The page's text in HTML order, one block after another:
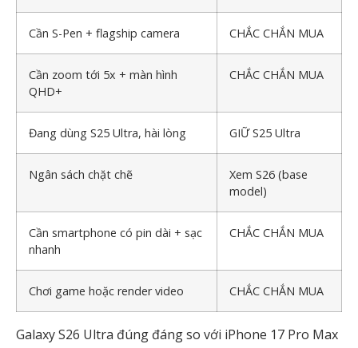
Cần S-Pen + flagship camera CHẮC CHẮN MUA
Cần zoom tới 5x + màn hình
QHD+
CHẮC CHẮN MUA
Đang dùng S25 Ultra, hài lòng GIỮ S25 Ultra
Ngân sách chặt chẽ
Xem S26 (base
model)
Cần smartphone có pin dài + sạc
nhanh
CHẮC CHẮN MUA
Chơi game hoặc render video CHẮC CHẮN MUA
Galaxy S26 Ultra đúng đáng so với iPhone 17 Pro Max